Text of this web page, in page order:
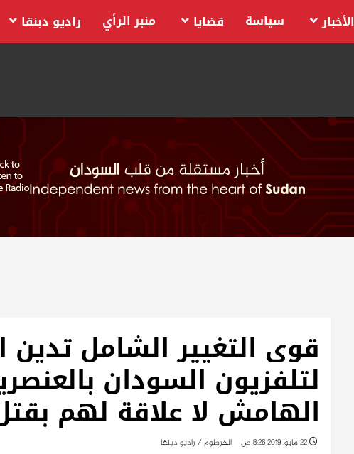
الأخبار سياسة قضايا منبر الرأي راديو دبنقا
قوى التغيير الشامل تدين
لتلفزيون السودان
الهامش لا علاقة لهم
22 مايو، 2019 8:26 ص الخرطوم / راديو دبنقا